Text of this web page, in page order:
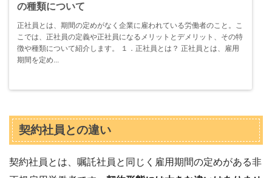
の種類について
正社員とは、期間の定めがなく企業に雇われている労働者のこと。こ
こでは、正社員の定義や正社員になるメリットとデメリット、その特
徴や種類について紹介します。 １．正社員とは？ 正社員とは、雇用
期間を定め...
契約社員との違い
契約社員とは、嘱託社員と同じく雇用期間の定めがある非